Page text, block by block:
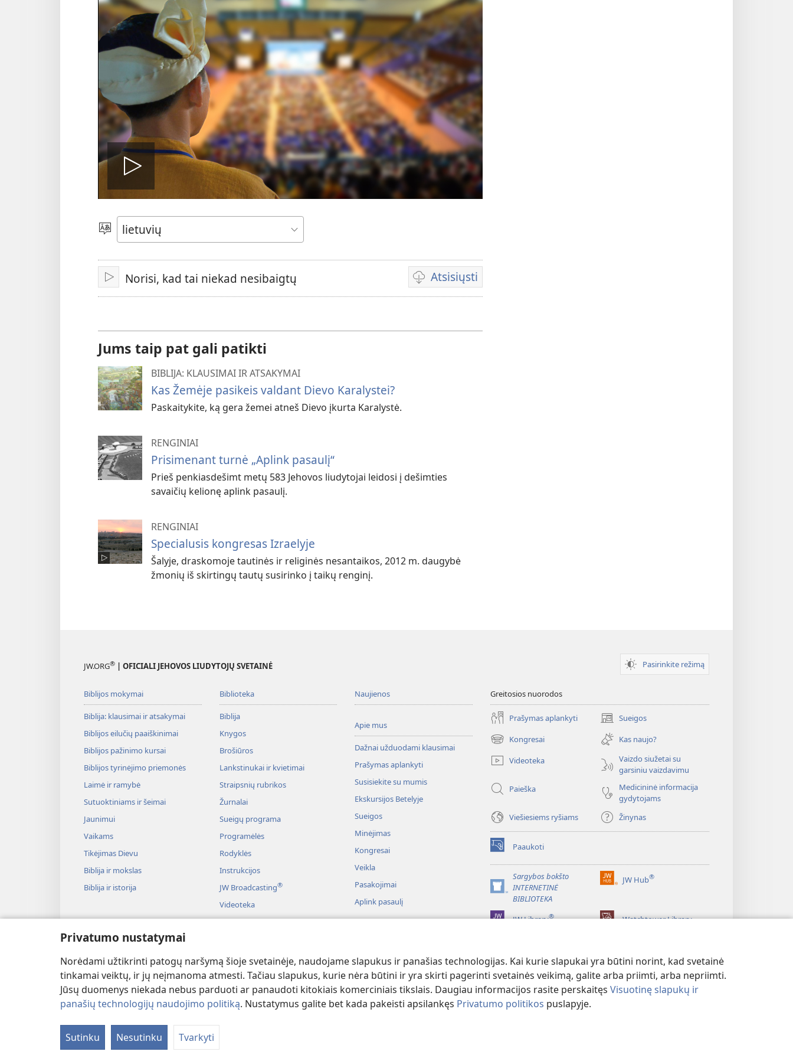
Privatumo nustatymai
Norėdami užtikrinti patogų naršymą šioje svetainėje, naudojame slapukus ir panašias technologijas. Kai kurie slapukai yra būtini norint, kad svetainė
tinkamai veiktų, ir jų neįmanoma atmesti. Tačiau slapukus, kurie nėra būtini ir yra skirti pagerinti svetainės veikimą, galite arba priimti, arba nepriimti.
Jūsų duomenys niekada nebus parduoti ar panaudoti kitokiais komerciniais tikslais. Daugiau informacijos rasite perskaitęs Visuotinę slapukų ir
panašių technologijų naudojimo politiką. Nustatymus galite bet kada pakeisti apsilankęs Privatumo politikos puslapyje.
Sutinku Nesutinku Tvarkyti
Leisti
įrašą
Pasirinkite
kalbą
LeistiNorisi, kad tai niekad nesibaigtų Atsisiųsti
Vaizdo
failų
parinktys
Jums taip pat gali patikti
BIBLIJA: KLAUSIMAI IR ATSAKYMAI
Kas Žemėje pasikeis valdant Dievo Karalystei?
Paskaitykite, ką gera žemei atneš Dievo įkurta Karalystė.
RENGINIAI
Prisimenant turnė „Aplink pasaulį“
Prieš penkiasdešimt metų 583 Jehovos liudytojai leidosi į dešimties
savaičių kelionę aplink pasaulį.
RENGINIAI
Specialusis kongresas Izraelyje
Šalyje, draskomoje tautinės ir religinės nesantaikos, 2012 m. daugybė
žmonių iš skirtingų tautų susirinko į taikų renginį.
JW.ORG® | OFICIALI JEHOVOS LIUDYTOJŲ SVETAINĖ Pasirinkite režimą
Biblijos mokymai
Biblija: klausimai ir atsakymai
Biblijos eilučių paaiškinimai
Biblijos pažinimo kursai
Biblijos tyrinėjimo priemonės
Laimė ir ramybė
Sutuoktiniams ir šeimai
Jaunimui
Vaikams
Tikėjimas Dievu
Biblija ir mokslas
Biblija ir istorija
Biblioteka
Biblija
Knygos
Brošiūros
Lankstinukai ir kvietimai
Straipsnių rubrikos
Žurnalai
Sueigų programa
Programėlės
Rodyklės
Instrukcijos
JW Broadcasting®
Videoteka
Muzika
Biblijos skaitymas vaidmenimis
Naujienos
Apie mus
Dažnai užduodami klausimai
Prašymas aplankyti
Susisiekite su mumis
Ekskursijos Betelyje
Sueigos
Minėjimas
Kongresai
Veikla
Pasakojimai
Aplink pasaulį
Greitosios nuorodos
Prašymas aplankyti Sueigos
(atsiveria
naujas
langas)
Kongresai
(atsiveria
naujas
langas)
Kas naujo?
Videoteka
Vaizdo siužetai su
garsiniu vaizdavimu
Paieška
Medicininė informacija
gydytojams
Viešiesiems ryšiams
Žinynas
Paaukoti
(atsiveria
naujas
langas)Sargybos bokšto
INTERNETINĖ
BIBLIOTEKA
(atsiveria
naujas
langas)
JW Hub®
(atsiveria
JW Library® Watchtower Library
Copyright© 2026 Watch Tower Bible and Tract Society of Pennsylvania. NAUDOJIMOSI SVETAINE SĄLYGOS|PRIVATUMO POLITIKA|PRIVATUMO NUSTATYMAI